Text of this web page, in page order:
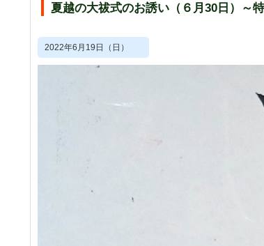
夏越の大祓式のお誘い（６月30日）～
2022年6月19日（日）